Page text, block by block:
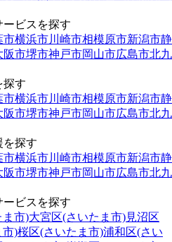
ビスを探す
市横浜市川崎市相模原市新潟市静
阪市堺市神戸市岡山市広島市北九
探す
市横浜市川崎市相模原市新潟市静
阪市堺市神戸市岡山市広島市北九
を探す
市横浜市川崎市相模原市新潟市静
阪市堺市神戸市岡山市広島市北九
ビスを探す
ま市)大宮区(さいたま市)見沼区
市)桜区(さいたま市)浦和区(さい